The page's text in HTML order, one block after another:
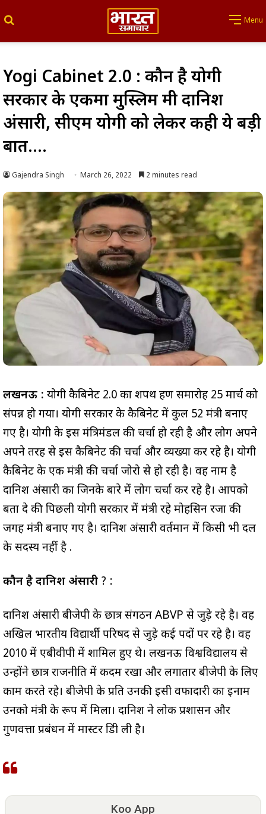
Menu
Yogi Cabinet 2.0 : कौन है योगी
सरकार के एकमात्र मुस्लिम मंत्री दानिश
अंसारी, सीएम योगी को लेकर कही ये बड़ी
बात….
Gajendra Singh March 26, 2022 2 minutes read
लखनऊ : योगी कैबिनेट 2.0 का शपथ ग्रहण समारोह 25 मार्च को
संपन्न हो गया। योगी सरकार के कैबिनेट में कुल 52 मंत्री बनाए
गए है। योगी के इस मंत्रिमंडल की चर्चा हो रही है और लोग अपने
अपने तरह से इस कैबिनेट की चर्चा और व्यख्या कर रहे है। योगी
कैबिनेट के एक मंत्री की चर्चा जोरो से हो रही है। वह नाम है
दानिश अंसारी का जिनके बारे में लोग चर्चा कर रहे है। आपको
बता दे की पिछली योगी सरकार में मंत्री रहे मोहसिन रजा की
जगह मंत्री बनाए गए है। दानिश अंसारी वर्तमान में किसी भी दल
के सदस्य नहीं है .
कौन है दानिश अंसारी ? :
दानिश अंसारी बीजेपी के छात्र संगठन ABVP से जुड़े रहे है। वह
अखिल भारतीय विद्यार्थी परिषद से जुड़े कई पदों पर रहे है। वह
2010 में एबीवीपी में शामिल हुए थे। लखनऊ विश्वविद्यालय से
उन्होंने छात्र राजनीति में कदम रखा और लगातार बीजेपी के लिए
काम करते रहे। बीजेपी के प्रति उनकी इसी वफादारी का इनाम
उनको मंत्री के रूप में मिला। दानिश ने लोक प्रशासन और
गुणवत्ता प्रबंधन में मास्टर डिग्री ली है।
Koo App